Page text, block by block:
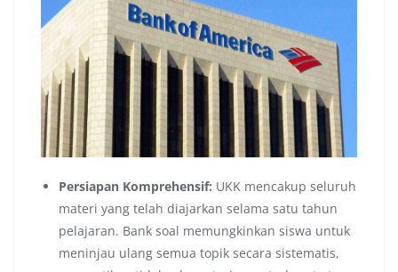
Persiapan Komprehensif: UKK mencakup seluruh
materi yang telah diajarkan selama satu tahun
pelajaran. Bank soal memungkinkan siswa untuk
meninjau ulang semua topik secara sistematis,